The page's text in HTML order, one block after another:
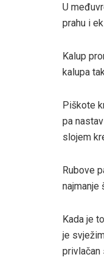
U
prahu i
Kalup
kalupa
Piškote
pa
slojem
Rubove
najmanje
Kada je
je
privlačan